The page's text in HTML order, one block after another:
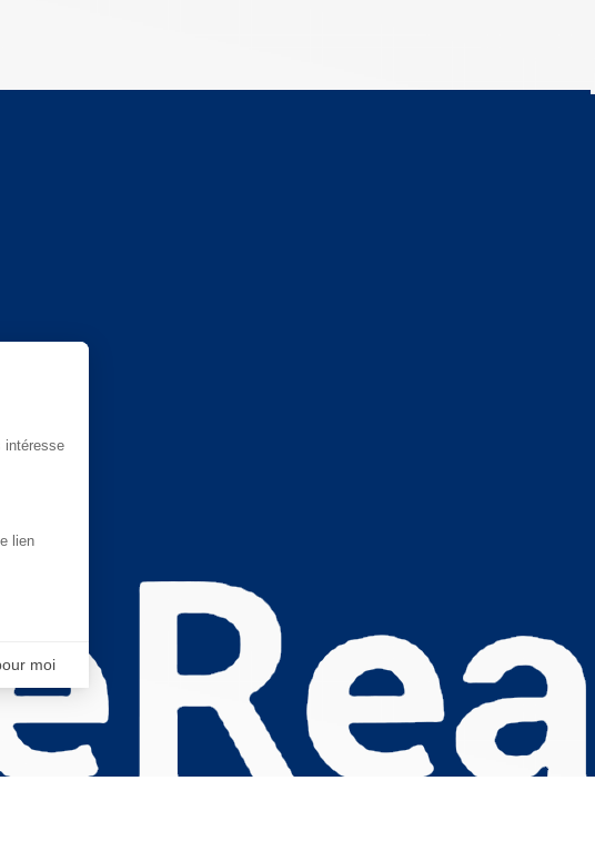
intéresse
lien
moi
vos Options
vos paramètres de confidentialité, en garantissant la conformité avec